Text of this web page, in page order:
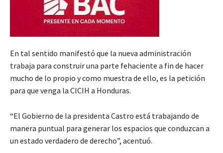
En tal sentido manifestó que la nueva administración
trabaja para construir una parte fehaciente a fin de hacer
mucho de lo propio y como muestra de ello, es la petición
para que venga la CICIH a Honduras.
“El Gobierno de la presidenta Castro está trabajando de
manera puntual para generar los espacios que conduzcan a
un estado verdadero de derecho”, acentuó.